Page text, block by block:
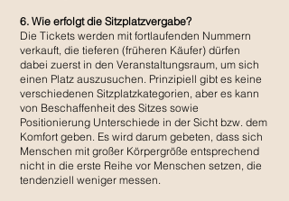
6. Wie erfolgt die Sitzplatzvergabe?
Die Tickets werden mit fortlaufenden Nummern
verkauft, die tieferen (früheren Käufer) dürfen
dabei zuerst in den Veranstaltungsraum, um sich
einen Platz auszusuchen. Prinzipiell gibt es keine
verschiedenen Sitzplatzkategorien, aber es kann
von Beschaffenheit des Sitzes sowie
Positionierung Unterschiede in der Sicht bzw. dem
Komfort geben. Es wird darum gebeten, dass sich
Menschen mit großer Körpergröße entsprechend
nicht in die erste Reihe vor Menschen setzen, die
tendenziell weniger messen.